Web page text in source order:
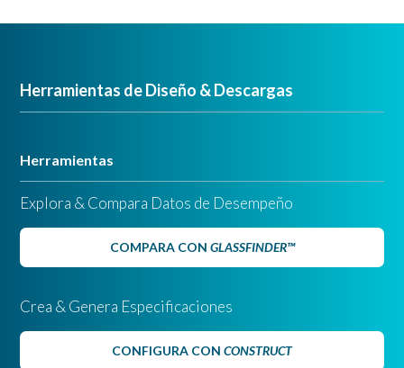
Herramientas de Diseño & Descargas
Herramientas
Explora & Compara Datos de Desempeño
COMPARA CON GLASSFINDER™
Crea & Genera Especificaciones
CONFIGURA CON CONSTRUCT